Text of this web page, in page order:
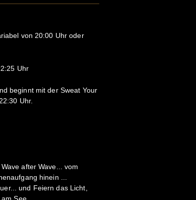
von 20:00 Uhr oder
Uhr
beginnt mit der Sweat Your
Uhr.
after Wave... vom
hinein ...
und Feiern das Licht,